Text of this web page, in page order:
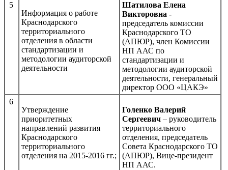
5
Информация о работе
Краснодарского
территориального
отделения в области
стандартизации и
методологии аудиторской
деятельности
Шатилова Елена
Викторовна -
председатель комиссии
Краснодарского ТО
(АПЮР), член Комиссии
НП ААС по
стандартизации и
методологии аудиторской
деятельности, генеральный
директор ООО «ЦАКЭ»
6
Утверждение
приоритетных
направлений развития
Краснодарского
территориального
отделения на 2015-2016 гг.;
Голенко Валерий
Сергеевич – руководитель
территориального
отделения, председатель
Совета Краснодарского ТО
(АПЮР), Вице-президент
НП ААС.